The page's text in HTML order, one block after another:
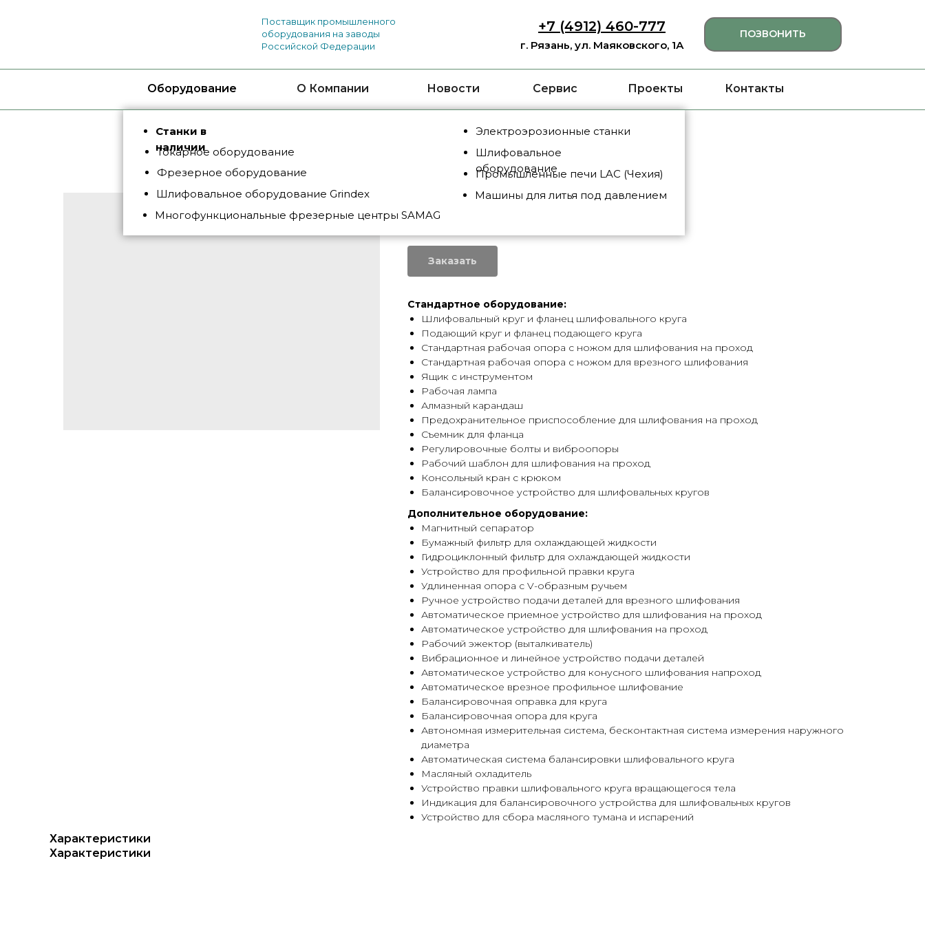
О Компании Сервис Проекты
Новости Контакты
Поставщик промышленного
оборудования на заводы
Российской Федерации
ПОЗВОНИТЬ
+7 (4912) 460-777
г. Рязань, ул. Маяковского, 1А
Оборудование
Токарное оборудование
Электроэрозионные станки
Фрезерное оборудование
Шлифовальное
оборудование
Шлифовальное оборудование Grindex
Промышленные печи LAC (Чехия)
Многофункциональные фрезерные центры SAMAG
Машины для литья под давлением
Станки в
наличии
JHC-20
Заказать
Стандартное оборудование:
Шлифовальный круг и фланец шлифовального круга
Подающий круг и фланец подающего круга
Стандартная рабочая опора с ножом для шлифования на проход
Стандартная рабочая опора с ножом для врезного шлифования
Ящик с инструментом
Рабочая лампа
Алмазный карандаш
Предохранительное приспособление для шлифования на проход
Съемник для фланца
Регулировочные болты и виброопоры
Рабочий шаблон для шлифования на проход
Консольный кран с крюком
Балансировочное устройство для шлифовальных кругов
Дополнительное оборудование:
Магнитный сепаратор
Бумажный фильтр для охлаждающей жидкости
Гидроциклонный фильтр для охлаждающей жидкости
Устройство для профильной правки круга
Удлиненная опора с V-образным ручьем
Ручное устройство подачи деталей для врезного шлифования
Автоматическое приемное устройство для шлифования на проход
Автоматическое устройство для шлифования на проход
Рабочий эжектор (выталкиватель)
Вибрационное и линейное устройство подачи деталей
Автоматическое устройство для конусного шлифования напроход
Автоматическое врезное профильное шлифование
Балансировочная оправка для круга
Балансировочная опора для круга
Автономная измерительная система, бесконтактная система измерения наружного
диаметра
Автоматическая система балансировки шлифовального круга
Масляный охладитель
Устройство правки шлифовального круга вращающегося тела
Индикация для балансировочного устройства для шлифовальных кругов
Устройство для сбора масляного тумана и испарений
Характеристики
Характеристики